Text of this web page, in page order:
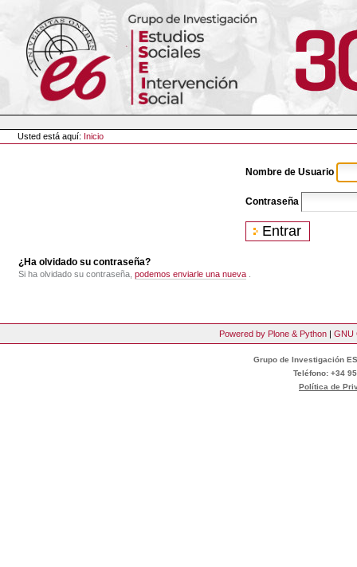
contenido.
navegación
Herramientas
Personales
Usted está aquí: Inicio
Nombre de Usuario
Contraseña
¿Ha olvidado su contraseña?
Si ha olvidado su contraseña,podemos enviarle una nueva
Powered by Plone & Python | GNU
Grupo de Investigación
Teléfono: +34
Política de